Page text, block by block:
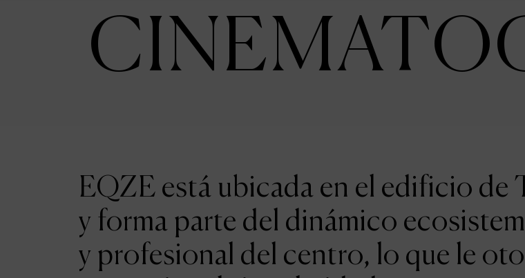
EQZE está ubicada en el edificio de
y forma parte del dinámico
y profesional del centro, lo que le